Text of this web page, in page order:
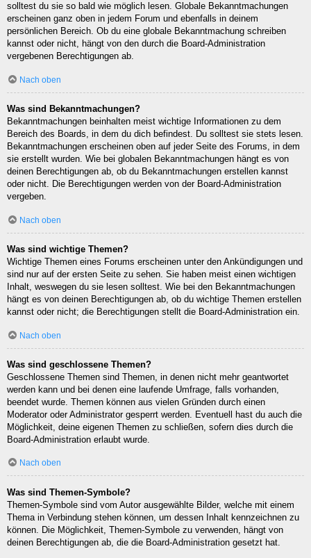
solltest du sie so bald wie möglich lesen. Globale Bekanntmachungen
erscheinen ganz oben in jedem Forum und ebenfalls in deinem
persönlichen Bereich. Ob du eine globale Bekanntmachung schreiben
kannst oder nicht, hängt von den durch die Board-Administration
vergebenen Berechtigungen ab.
Nach oben
Was sind Bekanntmachungen?
Bekanntmachungen beinhalten meist wichtige Informationen zu dem
Bereich des Boards, in dem du dich befindest. Du solltest sie stets lesen.
Bekanntmachungen erscheinen oben auf jeder Seite des Forums, in dem
sie erstellt wurden. Wie bei globalen Bekanntmachungen hängt es von
deinen Berechtigungen ab, ob du Bekanntmachungen erstellen kannst
oder nicht. Die Berechtigungen werden von der Board-Administration
vergeben.
Nach oben
Was sind wichtige Themen?
Wichtige Themen eines Forums erscheinen unter den Ankündigungen und
sind nur auf der ersten Seite zu sehen. Sie haben meist einen wichtigen
Inhalt, weswegen du sie lesen solltest. Wie bei den Bekanntmachungen
hängt es von deinen Berechtigungen ab, ob du wichtige Themen erstellen
kannst oder nicht; die Berechtigungen stellt die Board-Administration ein.
Nach oben
Was sind geschlossene Themen?
Geschlossene Themen sind Themen, in denen nicht mehr geantwortet
werden kann und bei denen eine laufende Umfrage, falls vorhanden,
beendet wurde. Themen können aus vielen Gründen durch einen
Moderator oder Administrator gesperrt werden. Eventuell hast du auch die
Möglichkeit, deine eigenen Themen zu schließen, sofern dies durch die
Board-Administration erlaubt wurde.
Nach oben
Was sind Themen-Symbole?
Themen-Symbole sind vom Autor ausgewählte Bilder, welche mit einem
Thema in Verbindung stehen können, um dessen Inhalt kennzeichnen zu
können. Die Möglichkeit, Themen-Symbole zu verwenden, hängt von
deinen Berechtigungen ab, die die Board-Administration gesetzt hat.